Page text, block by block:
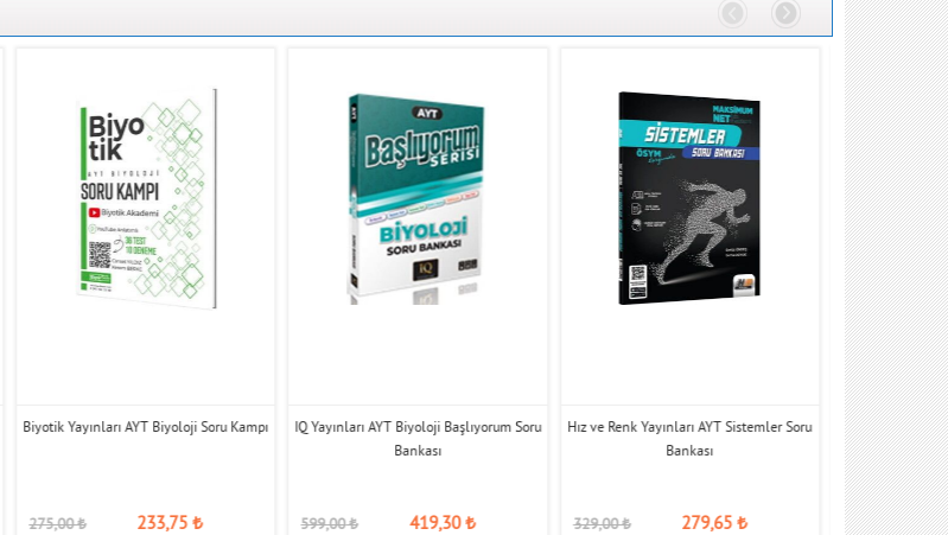
Biyotik Yayınları AYT Biyoloji Soru Kampı
275,00₺ 233,75 ₺
IQ Yayınları AYT Biyoloji Başlıyorum Soru
Bankası
599,00₺ 419,30₺
Hız ve Renk Yayınları AYT Sistemler Soru
Bankası
329,00₺ 279,65 ₺
Zeduva
Kitap 3
469,00₺